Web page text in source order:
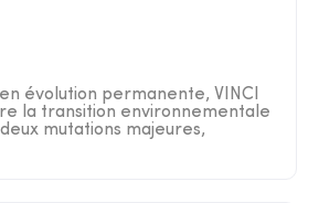
évolution permanente, VINCI
la transition environnementale
mutations majeures,